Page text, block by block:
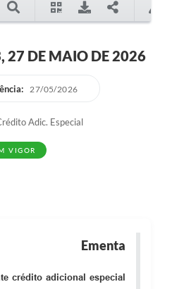
27 DE MAIO DE 2026
27/05/2026
Adic. Especial
VIGOR
Ementa
crédito adicional especial